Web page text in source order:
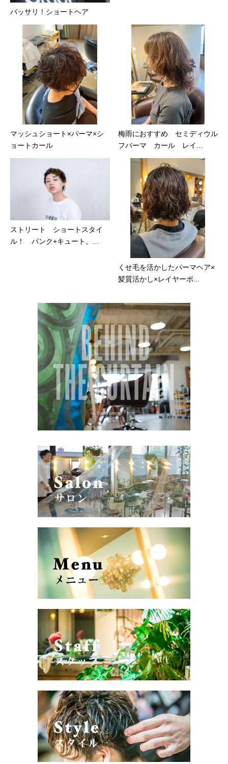
バッサリ！ショートヘア
マッシュショート×パーマ×シ
ョートカール
梅雨におすすめ セミディウル
フパーマ カール レイ...
ストリート ショートスタイ
ル！ パンク+キュート。...
くせ毛を活かしたパーマヘア×
髪質活かし×レイヤーボ...